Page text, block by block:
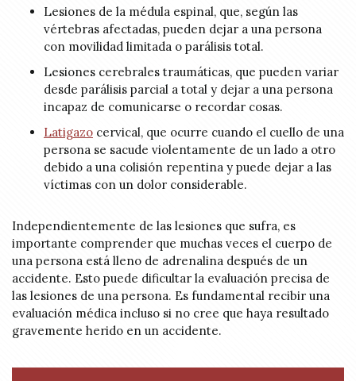
Lesiones de la médula espinal, que, según las
vértebras afectadas, pueden dejar a una persona
con movilidad limitada o parálisis total.
Lesiones cerebrales traumáticas, que pueden variar
desde parálisis parcial a total y dejar a una persona
incapaz de comunicarse o recordar cosas.
Latigazo cervical, que ocurre cuando el cuello de una
persona se sacude violentamente de un lado a otro
debido a una colisión repentina y puede dejar a las
víctimas con un dolor considerable.
Independientemente de las lesiones que sufra, es
importante comprender que muchas veces el cuerpo de
una persona está lleno de adrenalina después de un
accidente. Esto puede dificultar la evaluación precisa de
las lesiones de una persona. Es fundamental recibir una
evaluación médica incluso si no cree que haya resultado
gravemente herido en un accidente.